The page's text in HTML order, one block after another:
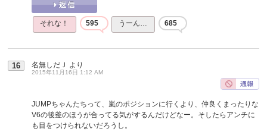
それな！ 595 うーん… 685
16 名無しだＪ より
2015年11月16日 1:12 AM
JUMPちゃんたちって、嵐のポジションに行くより、仲良くまったりな
V6の後釜のほうが合ってる気がするんだけどなー。そしたらアンチに
も目をつけられないだろうし。